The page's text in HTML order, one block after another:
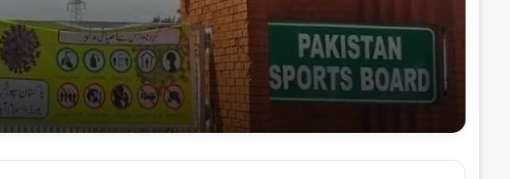
1 گھنٹہ پہلے